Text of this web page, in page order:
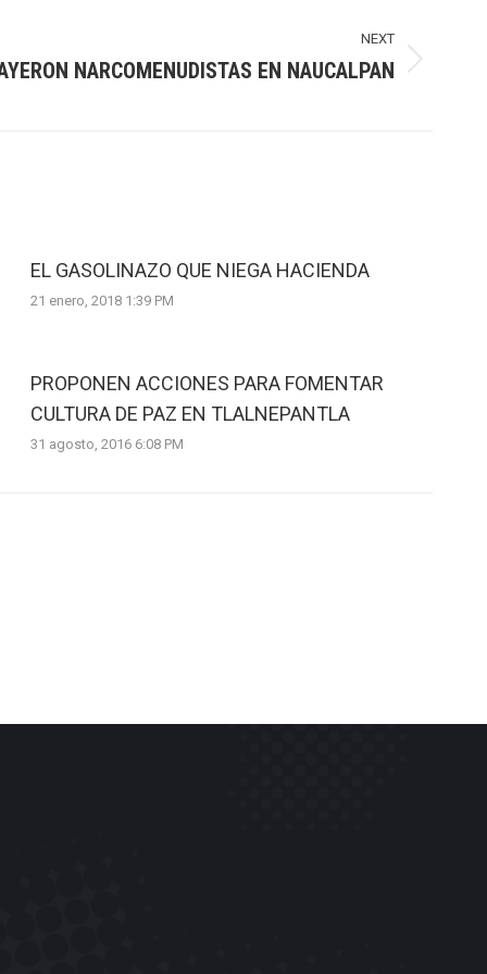
NEXT
NARCOMENUDISTAS EN NAUCALPAN
EL GASOLINAZO QUE NIEGA HACIENDA
21 enero, 2018 1:39 PM
PROPONEN ACCIONES PARA FOMENTAR
CULTURA DE PAZ EN TLALNEPANTLA
31 agosto, 2016 6:08 PM